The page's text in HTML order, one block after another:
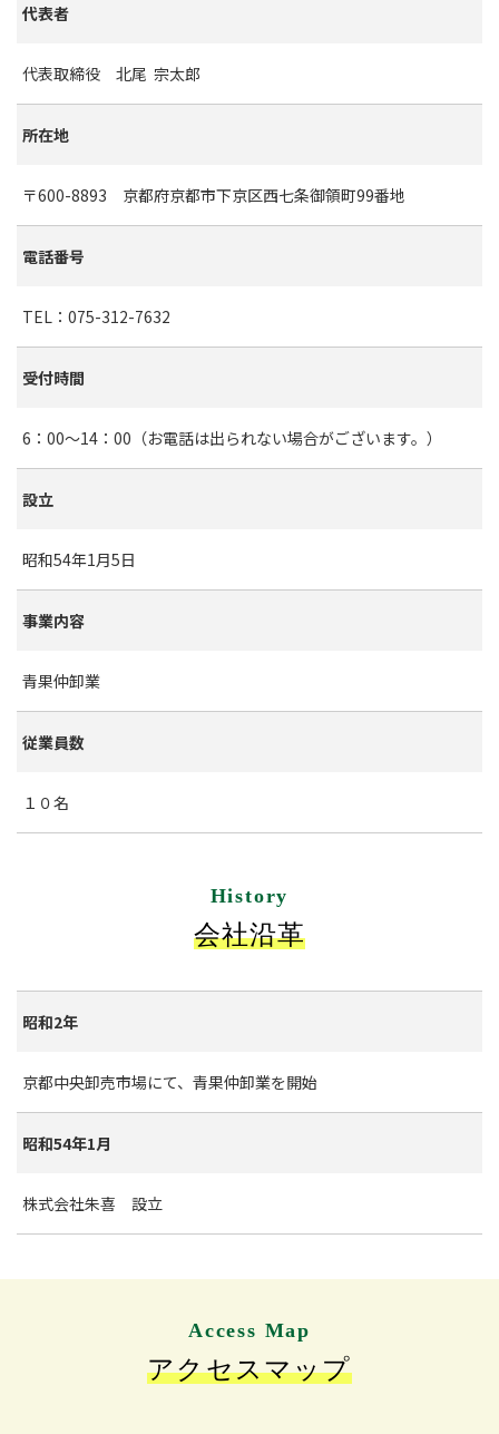
代表者
代表取締役 北尾 宗太郎
所在地
〒600-8893 京都府京都市下京区西七条御領町99番地
電話番号
TEL： 075-312-7632
受付時間
6：00～14：00（お電話は出られない場合がございます。）
設立
昭和54年1月5日
事業内容
青果仲卸業
従業員数
１０名
History
会社沿革
昭和2年
京都中央卸売市場にて、青果仲卸業を開始
昭和54年1月
株式会社朱喜 設立
Access Map
アクセスマップ